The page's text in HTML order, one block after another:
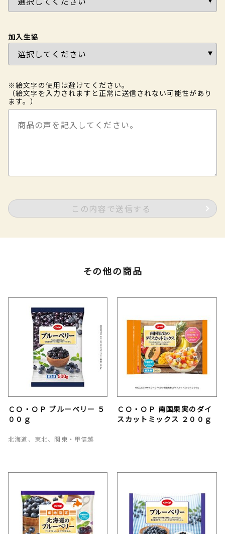
加入生協
※絵文字の使用は避けてください。
（絵文字を入力されますと正常に送信されない可能性があり
ます。）
この内容で送信する
その他の商品
ＣＯ・ＯＰ ブルーベリー ５
００ｇ
北海道、東北、関東・甲信越
ＣＯ・ＯＰ 南国果実のダイ
スカットミックス ２００ｇ